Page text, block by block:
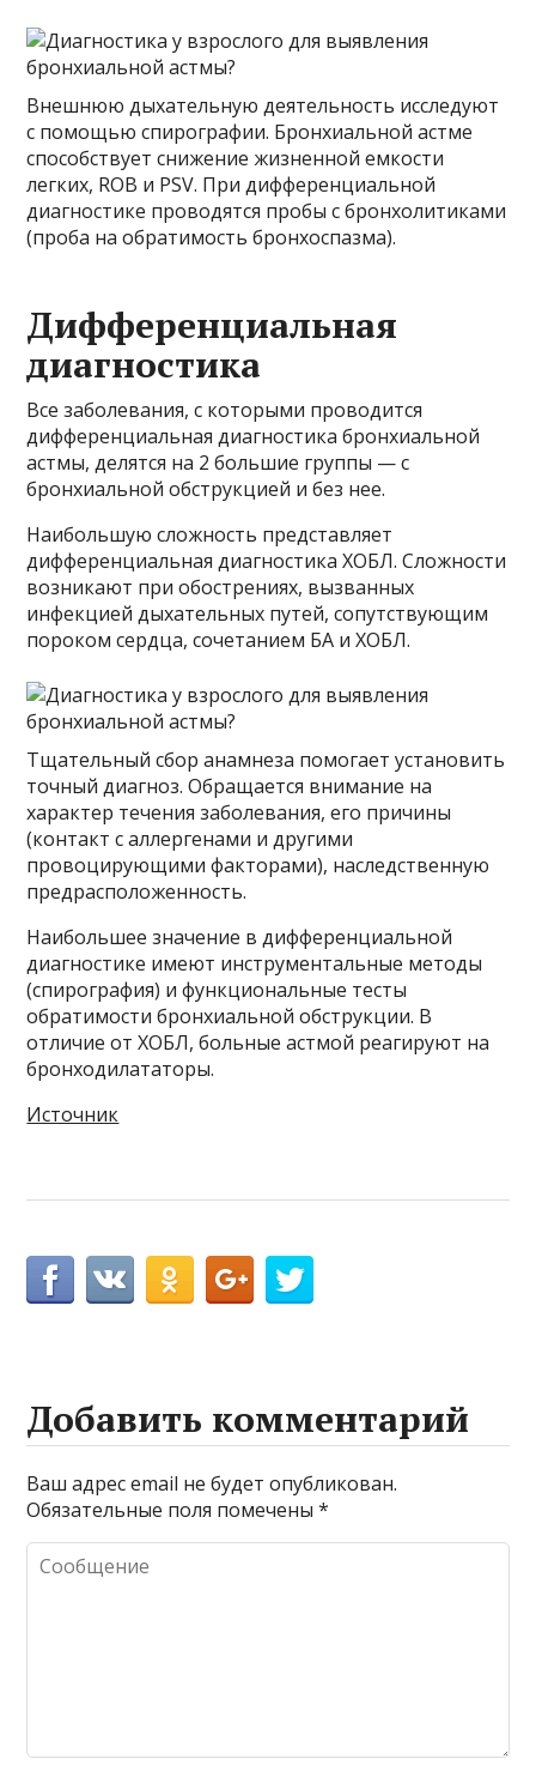
Внешнюю дыхательную деятельность исследуют
с помощью спирографии. Бронхиальной астме
способствует снижение жизненной емкости
легких, ROB и PSV. При дифференциальной
диагностике проводятся пробы с бронхолитиками
(проба на обратимость бронхоспазма).
Дифференциальная
диагностика
Все заболевания, с которыми проводится
дифференциальная диагностика бронхиальной
астмы, делятся на 2 большие группы — с
бронхиальной обструкцией и без нее.
Наибольшую сложность представляет
дифференциальная диагностика ХОБЛ. Сложности
возникают при обострениях, вызванных
инфекцией дыхательных путей, сопутствующим
пороком сердца, сочетанием БА и ХОБЛ.
Тщательный сбор анамнеза помогает установить
точный диагноз. Обращается внимание на
характер течения заболевания, его причины
(контакт с аллергенами и другими
провоцирующими факторами), наследственную
предрасположенность.
Наибольшее значение в дифференциальной
диагностике имеют инструментальные методы
(спирография) и функциональные тесты
обратимости бронхиальной обструкции. В
отличие от ХОБЛ, больные астмой реагируют на
бронходилататоры.
Источник
Добавить комментарий
Ваш адрес email не будет опубликован.
Обязательные поля помечены*